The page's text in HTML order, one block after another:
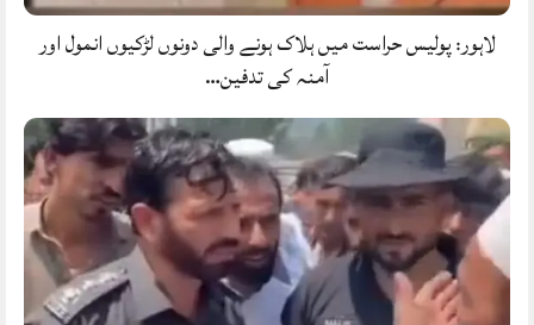
لاہور: پولیس حراست میں ہلاک ہونے والی دونوں لڑکیوں انمول اور
آمنہ کی تدفین…